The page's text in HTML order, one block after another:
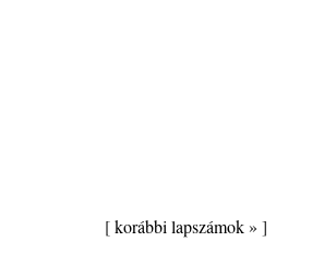
[korábbi lapszámok » ]